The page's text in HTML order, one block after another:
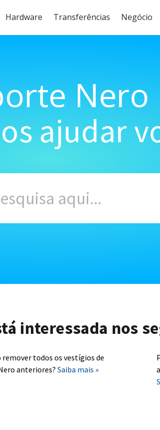
Hardware Transferências Negócio
Nero
ajudar
interessada nos
remover todos os vestígios de
anteriores? Saiba mais »